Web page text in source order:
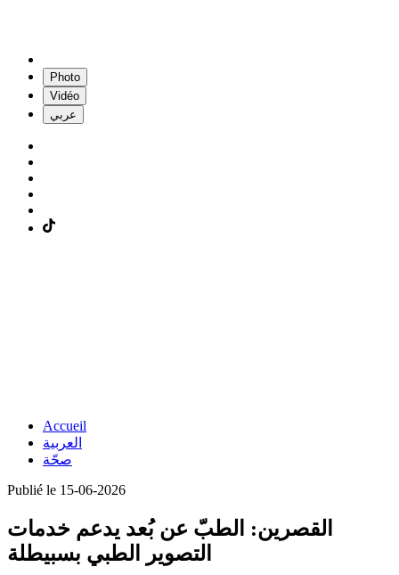
Photo
Vidéo
عربي
Accueil
العربية
صحّة
Publié le 15-06-2026
القصرين: الطبّ عن بُعد يدعم خدمات
التصوير الطبي بسبيطلة